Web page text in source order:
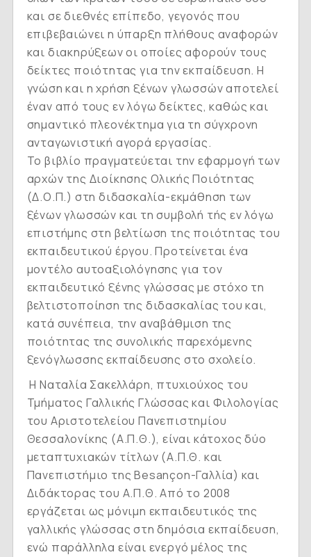
και σε διεθνές επίπεδο, γεγονός που
επιβεβαιώνει η ύπαρξη πλήθους αναφορών
και διακηρύξεων οι οποίες αφορούν τους
δείκτες ποιότητας για την εκπαίδευση. Η
γνώση και η χρήση ξένων γλωσσών αποτελεί
έναν από τους εν λόγω δείκτες, καθώς και
σημαντικό πλεονέκτημα για τη σύγχρονη
ανταγωνιστική αγορά εργασίας.
Το βιβλίο πραγματεύεται την εφαρμογή των
αρχών της Διοίκησης Ολικής Ποιότητας
(Δ.Ο.Π.) στη διδασκαλία-εκμάθηση των
ξένων γλωσσών και τη συμβολή τής εν λόγω
επιστήμης στη βελτίωση της ποιότητας του
εκπαιδευτικού έργου. Προτείνεται ένα
μοντέλο αυτοαξιολόγησης για τον
εκπαιδευτικό ξένης γλώσσας με στόχο τη
βελτιστοποίηση της διδασκαλίας του και,
κατά συνέπεια, την αναβάθμιση της
ποιότητας της συνολικής παρεχόμενης
ξενόγλωσσης εκπαίδευσης στο σχολείο.
Η Ναταλία Σακελλάρη, πτυχιούχος του
Τμήματος Γαλλικής Γλώσσας και Φιλολογίας
του Αριστοτελείου Πανεπιστημίου
Θεσσαλονίκης (Α.Π.Θ.), είναι κάτοχος δύο
μεταπτυχιακών τίτλων (Α.Π.Θ. και
Πανεπιστήμιο της Besançon-Γαλλία) και
Διδάκτορας του Α.Π.Θ. Από το 2008
εργάζεται ως μόνιμη εκπαιδευτικός της
γαλλικής γλώσσας στη δημόσια εκπαίδευση,
ενώ παράλληλα είναι ενεργό μέλος της